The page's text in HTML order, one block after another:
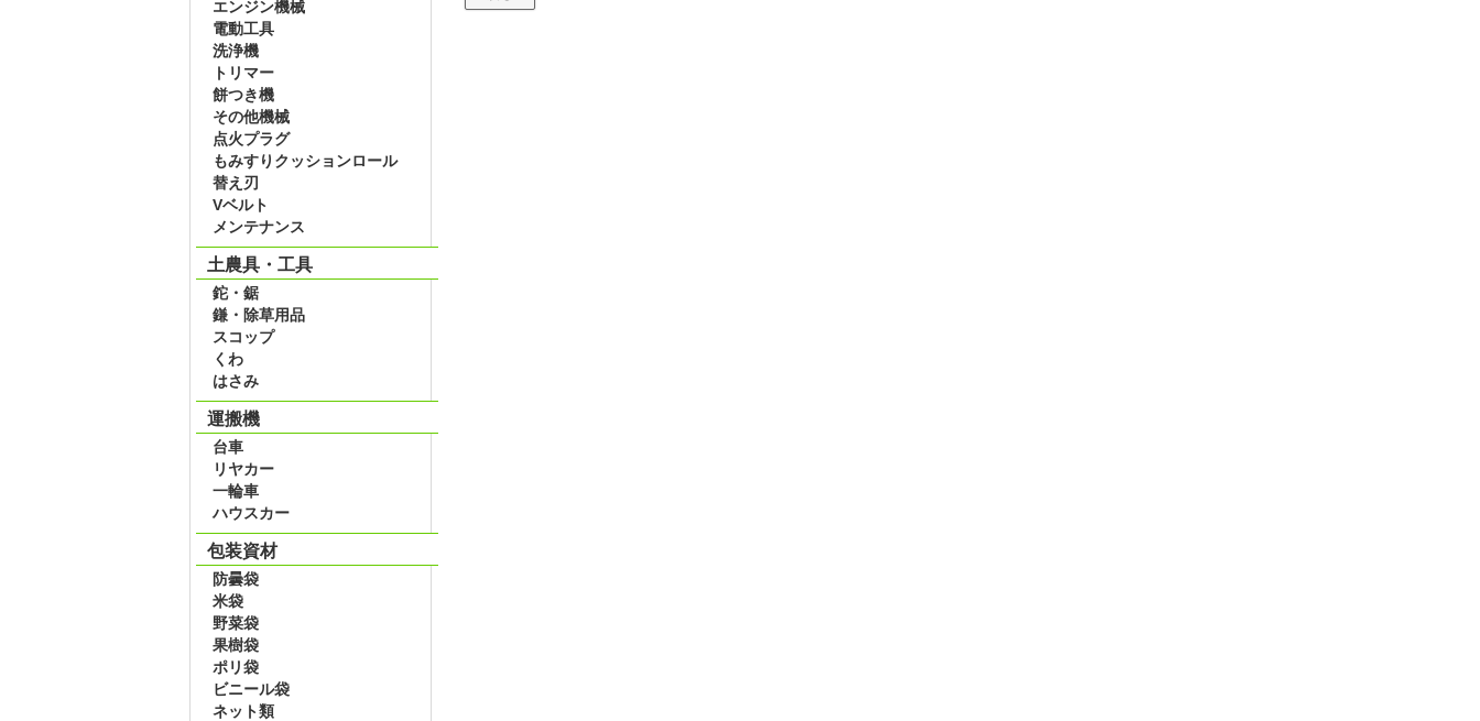
エンジン機械
電動工具
洗浄機
トリマー
餅つき機
その他機械
点火プラグ
もみすりクッションロール
替え刃
Vベルト
メンテナンス
土農具・工具
鉈・鋸
鎌・除草用品
スコップ
くわ
はさみ
運搬機
台車
リヤカー
一輪車
ハウスカー
包装資材
防曇袋
米袋
野菜袋
果樹袋
ポリ袋
ビニール袋
ネット類